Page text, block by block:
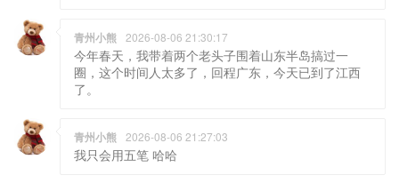
青州小熊 2026-08-06 21:30:17
今年春天，我带着两个老头子围着山东半岛搞过一
圈，这个时间人太多了，回程广东，今天已到了江西
了。
青州小熊 2026-08-06 21:27:03
我只会用五笔 哈哈